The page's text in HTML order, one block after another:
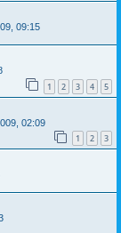
09:15
1 2 3 4 5
02:09
1 2 3